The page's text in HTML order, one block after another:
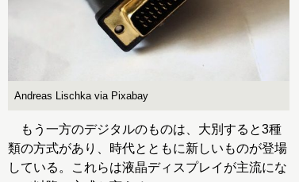
Andreas Lischka via Pixabay
もう一方のデジタルのものは、大別すると3種
類の方式があり、時代とともに新しいものが登場
している。これらは液晶ディスプレイが主流にな